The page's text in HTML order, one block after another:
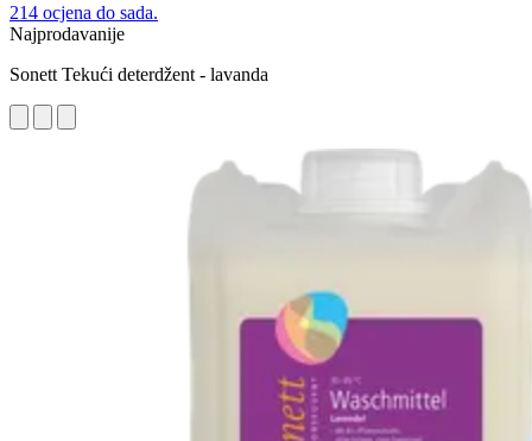
214 ocjena do sada.
Najprodavanije
Sonett Tekući deterdžent - lavanda